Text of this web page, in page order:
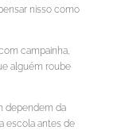
nisso como
campainha,
alguém roube
dependem da
escola antes de